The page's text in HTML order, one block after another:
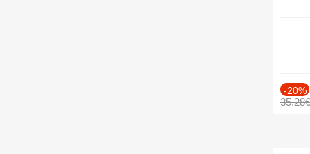
-20%
35.28€